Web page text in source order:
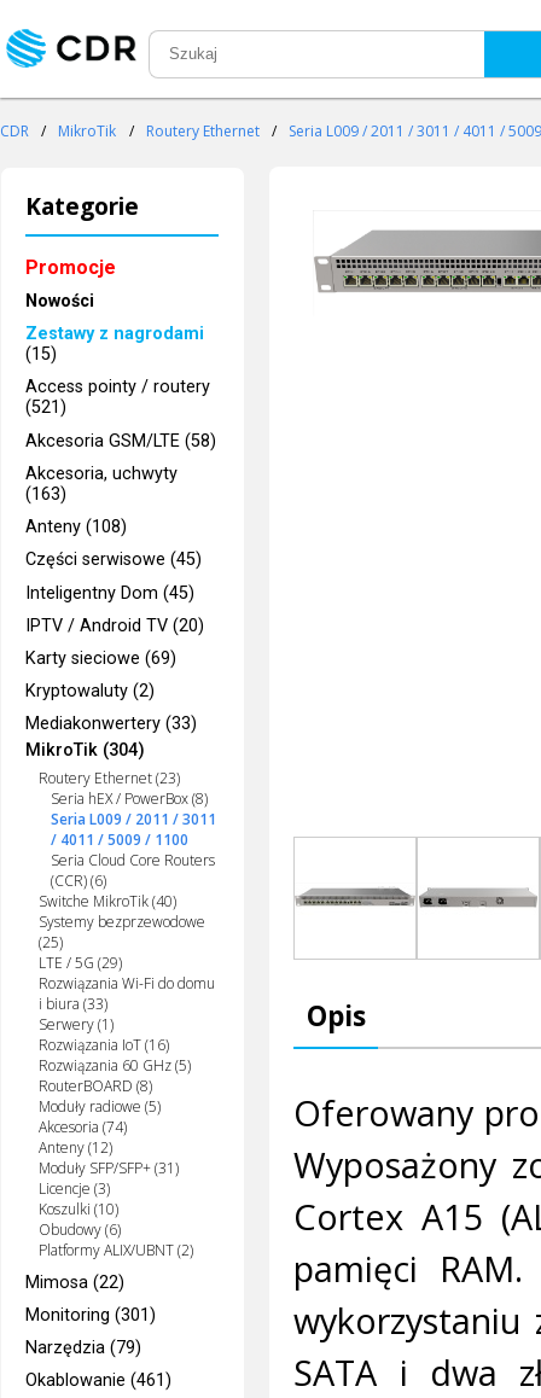
CDR / MikroTik / Routery Ethernet / Seria L009 / 2011 / 3011 / 4011 /
Kategorie
Promocje
Nowości
Zestawy z nagrodami
(15)
Access pointy / routery
(521)
Akcesoria GSM/LTE (58)
Akcesoria, uchwyty
(163)
Anteny (108)
Części serwisowe (45)
Inteligentny Dom (45)
IPTV / Android TV (20)
Karty sieciowe (69)
Kryptowaluty (2)
Mediakonwertery (33)
MikroTik (304)
Routery Ethernet (23)
Seria hEX / PowerBox (8)
Seria L009 / 2011 / 3011
/ 4011 / 5009 / 1100
Seria Cloud Core Routers
(CCR) (6)
Switche MikroTik (40)
Systemy bezprzewodowe
(25)
LTE / 5G (29)
Rozwiązania Wi-Fi do domu
i biura (33)
Serwery (1)
Rozwiązania IoT (16)
Rozwiązania 60 GHz (5)
RouterBOARD (8)
Moduły radiowe (5)
Akcesoria (74)
Anteny (12)
Moduły SFP/SFP+ (31)
Licencje (3)
Koszulki (10)
Obudowy (6)
Platformy ALIX/UBNT (2)
Mimosa (22)
Monitoring (301)
Narzędzia (79)
Okablowanie (461)
Opis
Oferowany
Wyposażony
Cortex A15
pamięci
wykorzystaniu
SATA i dwa